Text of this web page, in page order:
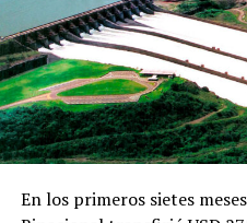
En los primeros sietes